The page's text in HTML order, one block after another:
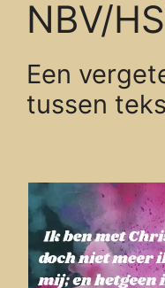
NBV/
Een
tussen